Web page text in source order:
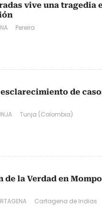
vive una tragedia
Pereira
de
Tunja (Colombia)
de la Verdad en
Cartagena de Indias